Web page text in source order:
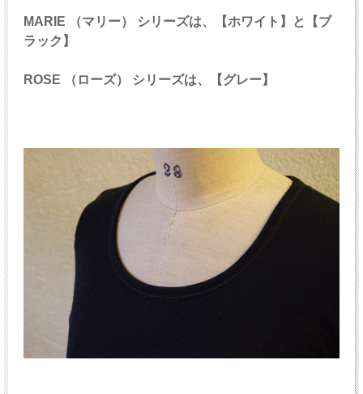
MARIE （マリー） シリーズは、【ホワイト】と【ブ
ラック】
ROSE （ローズ） シリーズは、【グレー】